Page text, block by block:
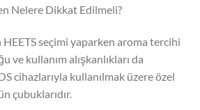
Nelere Dikkat Edilmeli?
HEETS seçimi yaparken aroma tercihi
ve kullanım alışkanlıkları da
cihazlarıyla kullanılmak üzere özel
çubuklarıdır.